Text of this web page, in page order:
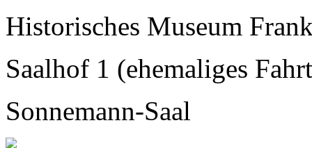
Historisches Museum
Saalhof 1 (ehemaliges
Sonnemann-Saal